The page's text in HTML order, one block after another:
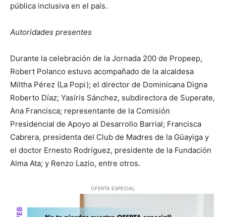
pública inclusiva en el país.
Autoridades presentes
Durante la celebración de la Jornada 200 de Propeep,
Robert Polanco estuvo acompañado de la alcaldesa
Miltha Pérez (La Popi); el director de Dominicana Digna
Roberto Díaz; Yasíris Sánchez, subdirectora de Superate,
Ana Francisca; representante de la Comisión
Presidencial de Apoyo al Desarrollo Barrial; Francisca
Cabrera, presidenta del Club de Madres de la Güayiga y
el doctor Ernesto Rodríguez, presidente de la Fundación
Alma Ata; y Renzo Lazio, entre otros.
OFERTA ESPECIAL